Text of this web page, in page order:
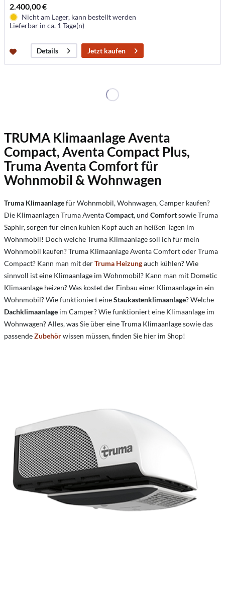
2.400,00 €
Nicht am Lager, kann bestellt werden
Lieferbar in ca. 1 Tage(n)
Details Jetzt kaufen
TRUMA Klimaanlage Aventa
Compact, Aventa Compact Plus,
Truma Aventa Comfortfür
Wohnmobil &Wohnwagen
Truma Klimaanlagefür Wohnmobil, Wohnwagen, Camper kaufen?
Die Klimaanlagen Truma AventaCompact, und Comfortsowie Truma
Saphir, sorgen für einen kühlen Kopf auch an heißen Tagen im
Wohnmobil! Doch welche Truma Klimaanlage soll ich für mein
Wohnmobil kaufen? Truma Klimaanlage Aventa Comfort oder Truma
Compact? Kann man mit derTruma Heizungauch kühlen?Wie
sinnvoll ist eine Klimaanlage im Wohnmobil? Kann man mit Dometic
Klimaanlage heizen?Was kostet der Einbau einer Klimaanlage in ein
Wohnmobil? Wie funktioniert eineStaukastenklimaanlage? Welche
Dachklimaanlage im Camper? Wie funktioniert eine Klimaanlage im
Wohnwagen? Alles, was Sie über eine Truma Klimaanlage sowie das
passendeZubehörwissen müssen, finden Sie hier im Shop!